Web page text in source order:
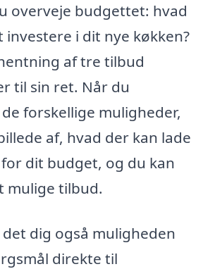
overveje budgettet: hvad
investere i dit nye køkken?
af tre tilbud
til sin ret. Når du
forskellige muligheder,
af, hvad der kan lade
dit budget, og du kan
mulige tilbud.
dig også muligheden
direkte til